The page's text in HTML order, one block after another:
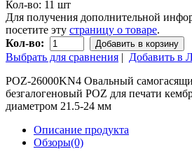
Кол-во: 11 шт
Для получения дополнительной
посетите эту страницу о товаре.
Кол-во:
Добавить в корзину
Выбрать для сравнения | Добавить в
POZ-26000KN4 Овальный
безгалогеновый POZ для печати
диаметром 21.5-24 мм
Описание продукта
Обзоры(0)